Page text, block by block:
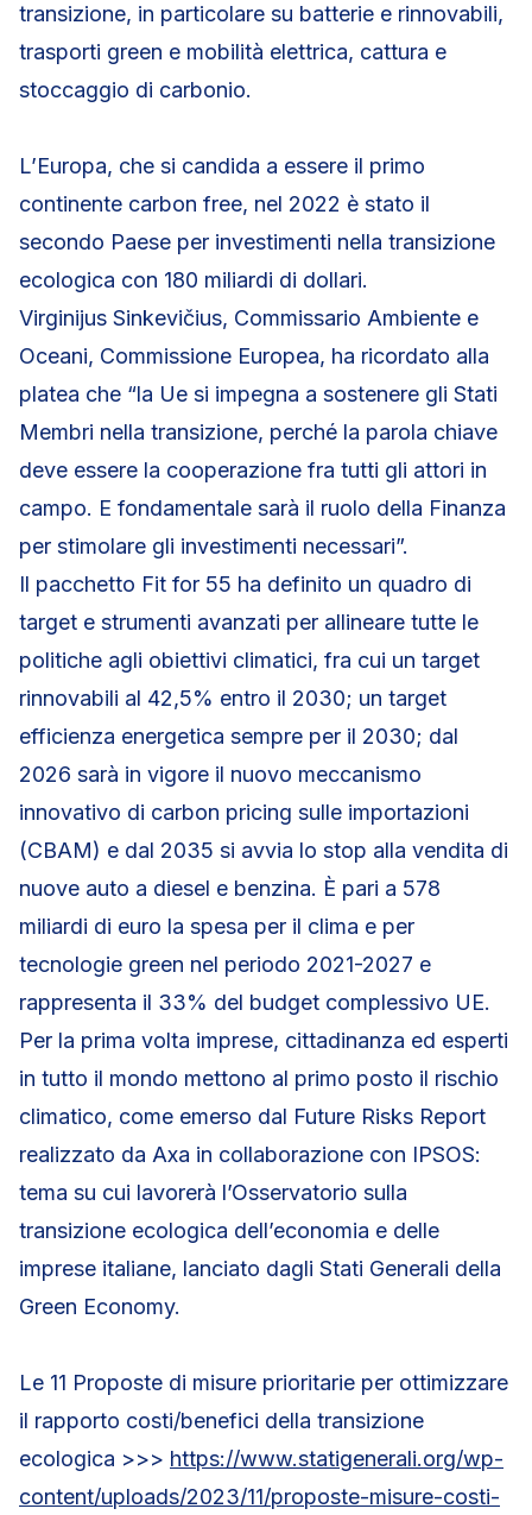
transizione, in particolare su batterie e rinnovabili,
trasporti green e mobilità elettrica, cattura e
stoccaggio di carbonio.
L’Europa, che si candida a essere il primo
continente carbon free, nel 2022 è stato il
secondo Paese per investimenti nella transizione
ecologica con 180 miliardi di dollari.
Virginijus Sinkevičius, Commissario Ambiente e
Oceani, Commissione Europea, ha ricordato alla
platea che “la Ue si impegna a sostenere gli Stati
Membri nella transizione, perché la parola chiave
deve essere la cooperazione fra tutti gli attori in
campo. E fondamentale sarà il ruolo della Finanza
per stimolare gli investimenti necessari”.
Il pacchetto Fit for 55 ha definito un quadro di
target e strumenti avanzati per allineare tutte le
politiche agli obiettivi climatici, fra cui un target
rinnovabili al 42,5% entro il 2030; un target
efficienza energetica sempre per il 2030; dal
2026 sarà in vigore il nuovo meccanismo
innovativo di carbon pricing sulle importazioni
(CBAM) e dal 2035 si avvia lo stop alla vendita di
nuove auto a diesel e benzina. È pari a 578
miliardi di euro la spesa per il clima e per
tecnologie green nel periodo 2021-2027 e
rappresenta il 33% del budget complessivo UE.
Per la prima volta imprese, cittadinanza ed esperti
in tutto il mondo mettono al primo posto il rischio
climatico, come emerso dal Future Risks Report
realizzato da Axa in collaborazione con IPSOS:
tema su cui lavorerà l’Osservatorio sulla
transizione ecologica dell’economia e delle
imprese italiane, lanciato dagli Stati Generali della
Green Economy.
Le 11 Proposte di misure prioritarie per ottimizzare
il rapporto costi/benefici della transizione
ecologica >>> https://www.statigenerali.org/wp-
content/uploads/2023/11/proposte-misure-costi-